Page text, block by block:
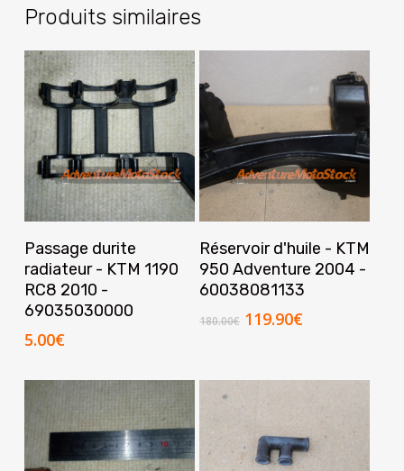
Produits similaires
Ajouter Au Panier
Passage durite
radiateur - KTM 1190
RC8 2010 -
69035030000
5.00€
Ajouter Au Panier
Réservoir d'huile - KTM
950 Adventure 2004 -
60038081133
180.00€ Le
était :
180.00€.
119.90€Le
est :